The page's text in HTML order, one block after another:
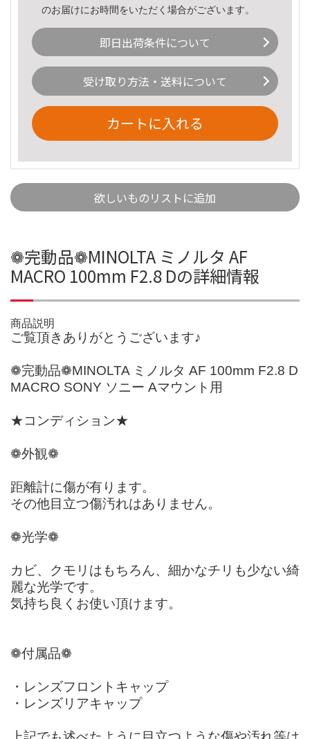
のお届けにお時間をいただく場合がございます。
即日出荷条件について
受け取り方法・送料について
カートに入れる
欲しいものリストに追加
❁完動品❁MINOLTA ミノルタ AF
MACRO 100mm F2.8 Dの詳細情報
商品説明
ご覧頂きありがとうございます♪
❁完動品❁MINOLTA ミノルタ AF 100mm F2.8 D
MACRO SONY ソニー Aマウント用
★コンディション★
❁外観❁
距離計に傷が有ります。
その他目立つ傷汚れはありません。
❁光学❁
カビ、クモリはもちろん、細かなチリも少ない綺
麗な光学です。
気持ち良くお使い頂けます。
❁付属品❁
・レンズフロントキャップ
・レンズリアキャップ